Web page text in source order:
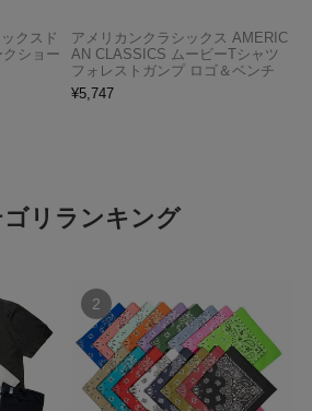
クスド
ショー
アメリカンクラシックス AMERIC
AN CLASSICS ムービーTシャツ
フォレストガンプ ロゴ＆ベンチ
¥5,747
ゴリランキング